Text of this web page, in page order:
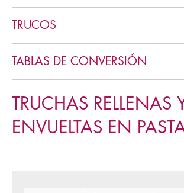
TRUCOS
TABLAS DE CONVERSIÓN
TRUCHAS RELLENAS
ENVUELTAS EN